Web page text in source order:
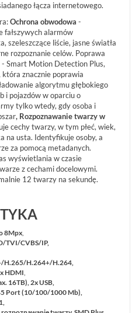
łącza internetowego.
Ochrona obwodowa -
alarmów
szeleszczące liście, jasne światła
rozpoznanie celów. Poprawa
- Smart Motion Detection Plus,
znacznie poprawia
algorytmu głębokiego
i pojazdów w oparciu o
tylko wtedy, gdy osoba i
, Rozpoznawanie twarzy w
cechy twarzy, w tym płeć, wiek,
na usta. Identyfikuje osoby, a
za pomocą metadanych.
wyświetlania w czasie
z cechami docelowymi.
12 twarzy na sekundę.
8Mpx,
TVI/CVBS/IP,
H.265/H.264+/H.264,
HDMI,
16TB), 2x USB,
Port (10/100/1000 Mb),